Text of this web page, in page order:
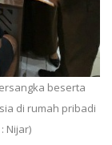
beserta
di rumah pribadi
Nijar)